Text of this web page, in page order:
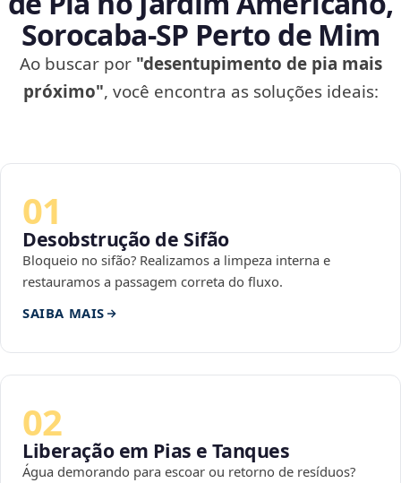
Sorocaba‑SP Perto de Mim
Ao buscar por "desentupimento de pia mais
próximo", você encontra as soluções ideais:
01
Desobstrução de Sifão
Bloqueio no sifão? Realizamos a limpeza interna e
restauramos a passagem correta do fluxo.
SAIBA MAIS
02
Liberação em Pias e Tanques
Água demorando para escoar ou retorno de resíduos?